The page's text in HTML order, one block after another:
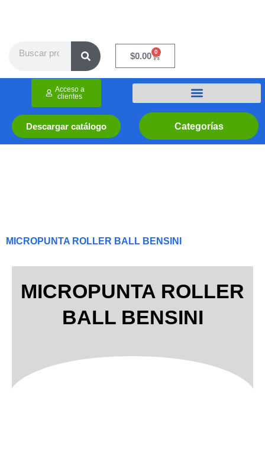
$0.00 0
Cart
Categorías
Descargar catálogo
Acceso a
clientes
MICROPUNTA ROLLER BALL BENSINI
MICROPUNTA ROLLER
BALL BENSINI